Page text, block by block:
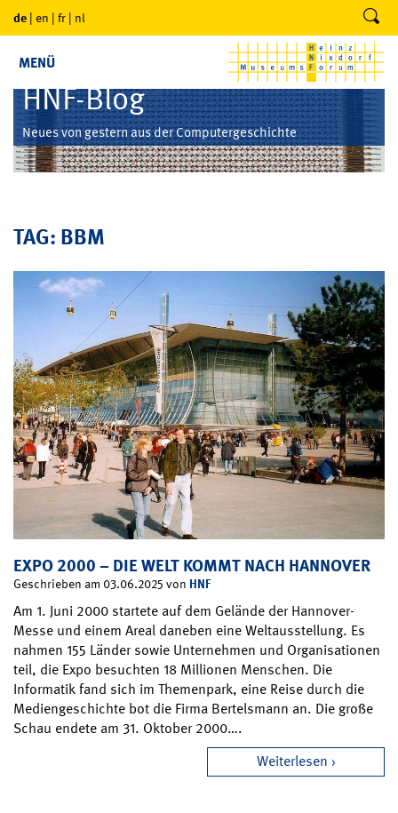
de | en | fr | nl
MENÜ
HNF-Blog
Neues von gestern aus der Computergeschichte
TAG: BBM
EXPO 2000 – DIE WELT KOMMT NACH HANNOVER
Geschrieben am 03.06.2025 von HNF
Am 1. Juni 2000 startete auf dem Gelände der Hannover-
Messe und einem Areal daneben eine Weltausstellung. Es
nahmen 155 Länder sowie Unternehmen und Organisationen
teil, die Expo besuchten 18 Millionen Menschen. Die
Informatik fand sich im Themenpark, eine Reise durch die
Mediengeschichte bot die Firma Bertelsmann an. Die große
Schau endete am 31. Oktober 2000….
Weiterlesen